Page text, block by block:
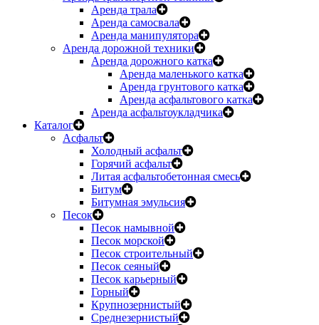
Аренда трала
Аренда самосвала
Аренда манипулятора
Аренда дорожной техники
Аренда дорожного катка
Аренда маленького катка
Аренда грунтового катка
Аренда асфальтового катка
Аренда асфальтоукладчика
Каталог
Асфальт
Холодный асфальт
Горячий асфальт
Литая асфальтобетонная смесь
Битум
Битумная эмульсия
Песок
Песок намывной
Песок морской
Песок строительный
Песок сеяный
Песок карьерный
Горный
Крупнозернистый
Среднезернистый